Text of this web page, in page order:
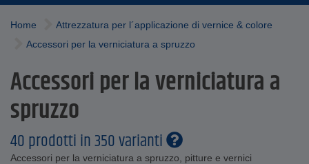
Home
Attrezzatura per l´applicazione di vernice & colore
Accessori per la verniciatura a spruzzo
Accessori per la verniciatura a
spruzzo
40 prodotti in 350 varianti
Accessori per la verniciatura a spruzzo, pitture e vernici